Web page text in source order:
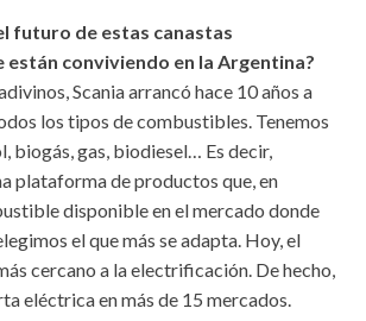
futuro de estas canastas
están conviviendo en la Argentina?
Scania arrancó hace 10 años a
los tipos de combustibles. Tenemos
biogás, gas, biodiesel… Es decir,
plataforma de productos que, en
disponible en el mercado donde
el que más se adapta. Hoy, el
cercano a la electrificación. De hecho,
eléctrica en más de 15 mercados.